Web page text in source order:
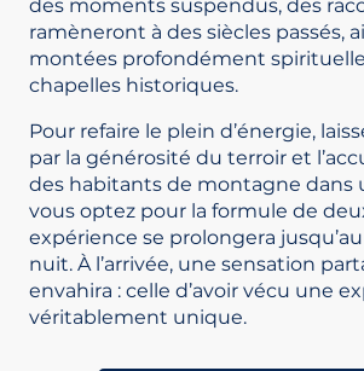
des moments suspendus, des
ramèneront à des siècles passés,
montées profondément
chapelles historiques.
Pour refaire le plein d’énergie,
par la générosité du terroir et
des habitants de montagne dans
vous optez pour la formule de
expérience se prolongera
nuit. À l’arrivée, une sensation
envahira : celle d’avoir vécu une
véritablement unique.